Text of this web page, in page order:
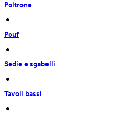
Poltrone
•
Pouf
•
Sedie e sgabelli
•
Tavoli bassi
•